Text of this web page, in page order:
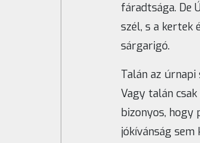
fáradtsága. De
szél, s a kertek
sárgarigó.
Talán az
Vagy talán
bizonyos, hogy
jókívánság